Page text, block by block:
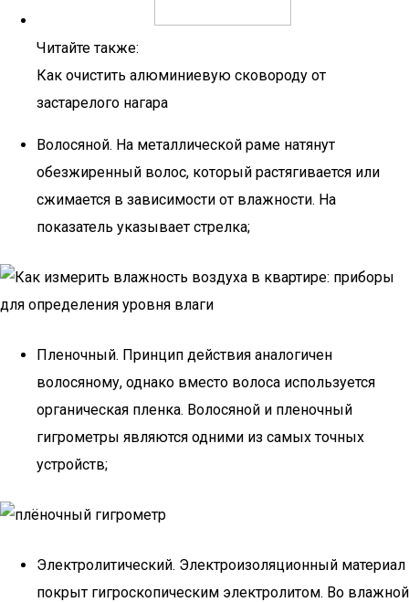
Читайте также:
Как очистить алюминиевую сковороду от
застарелого нагара
Волосяной. На металлической раме натянут
обезжиренный волос, который растягивается или
сжимается в зависимости от влажности. На
показатель указывает стрелка;
Пленочный. Принцип действия аналогичен
волосяному, однако вместо волоса используется
органическая пленка. Волосяной и пленочный
гигрометры являются одними из самых точных
устройств;
Электролитический. Электроизоляционный материал
покрыт гигроскопическим электролитом. Во влажной